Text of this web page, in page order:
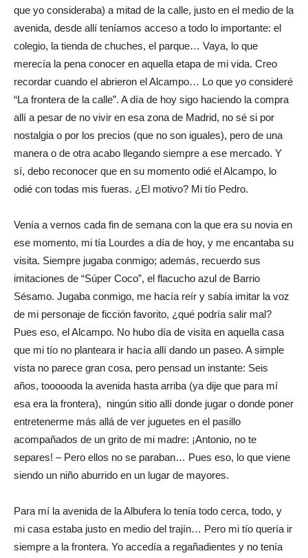
que yo consideraba) a mitad de la calle, justo en el medio de la
avenida, desde allí teníamos acceso a todo lo importante: el
colegio, la tienda de chuches, el parque… Vaya, lo que
merecía la pena conocer en aquella etapa de mi vida. Creo
recordar cuando el abrieron el Alcampo… Lo que yo consideré
“La frontera de la calle”. A día de hoy sigo haciendo la compra
allí a pesar de no vivir en esa zona de Madrid, no sé si por
nostalgia o por los precios (que no son iguales), pero de una
manera o de otra acabo llegando siempre a ese mercado. Y
sí, debo reconocer que en su momento odié el Alcampo, lo
odié con todas mis fueras. ¿El motivo? Mi tío Pedro.
Venía a vernos cada fin de semana con la que era su novia en
ese momento, mi tía Lourdes a día de hoy, y me encantaba su
visita. Siempre jugaba conmigo; además, recuerdo sus
imitaciones de “Súper Coco”, el flacucho azul de Barrio
Sésamo. Jugaba conmigo, me hacía reír y sabía imitar la voz
de mi personaje de ficción favorito, ¿qué podría salir mal?
Pues eso, el Alcampo. No hubo día de visita en aquella casa
que mi tío no planteara ir hacía allí dando un paseo. A simple
vista no parece gran cosa, pero pensad un instante: Seis
años, toooooda la avenida hasta arriba (ya dije que para mí
esa era la frontera), ningún sitio allí donde jugar o donde poner
entretenerme más allá de ver juguetes en el pasillo
acompañados de un grito de mi madre: ¡Antonio, no te
separes! – Pero ellos no se paraban… Pues eso, lo que viene
siendo un niño aburrido en un lugar de mayores.
Para mí la avenida de la Albufera lo tenía todo cerca, todo, y
mi casa estaba justo en medio del trajín… Pero mi tío quería ir
siempre a la frontera. Yo accedía a regañadientes y no tenía